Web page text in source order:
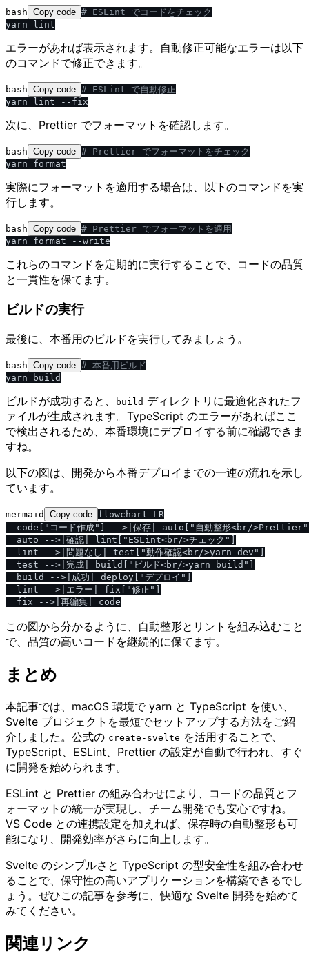
bash Copy code # ESLint でコードをチェック
エラーがあれば表示されます。自動修正可能なエラーは以下
のコマンドで修正できます。
bash Copy code # ESLint で自動修正
次に、Prettier でフォーマットを確認します。
bash Copy code # Prettier でフォーマットをチェック
実際にフォーマットを適用する場合は、以下のコマンドを実
行します。
bash Copy code # Prettier でフォーマットを適用
これらのコマンドを定期的に実行することで、コードの品質
と一貫性を保てます。
ビルドの実行
最後に、本番用のビルドを実行してみましょう。
bash Copy code # 本番用ビルド
ビルドが成功すると、 build ディレクトリに最適化されたフ
ァイルが生成されます。TypeScript のエラーがあればここ
で検出されるため、本番環境にデプロイする前に確認できま
すね。
以下の図は、開発から本番デプロイまでの一連の流れを示し
ています。
mermaid Copy code flowchart LR
code["コード作成"] -->|保存| auto["自動整形<br/
  auto -->|確認| lint["ESLint<br/>チェック"]
  lint -->|問題なし| test["動作確認<br/>yarn dev"]
  test -->|完成| build["ビルド<br/>yarn build"]
  build -->|成功| deploy["デプロイ"]
  lint -->|エラー| fix["修正"]
この図から分かるように、自動整形とリントを組み込むこと
で、品質の高いコードを継続的に保てます。
まとめ
本記事では、macOS 環境で yarn と TypeScript を使い、
Svelte プロジェクトを最短でセットアップする方法をご紹
介しました。公式の create-svelte を活用することで、
TypeScript、ESLint、Prettier の設定が自動で行われ、すぐ
に開発を始められます。
ESLint と Prettier の組み合わせにより、コードの品質とフ
ォーマットの統一が実現し、チーム開発でも安心ですね。
VS Code との連携設定を加えれば、保存時の自動整形も可
能になり、開発効率がさらに向上します。
Svelte のシンプルさと TypeScript の型安全性を組み合わせ
ることで、保守性の高いアプリケーションを構築できるでし
ょう。ぜひこの記事を参考に、快適な Svelte 開発を始めて
みてください。
関連リンク